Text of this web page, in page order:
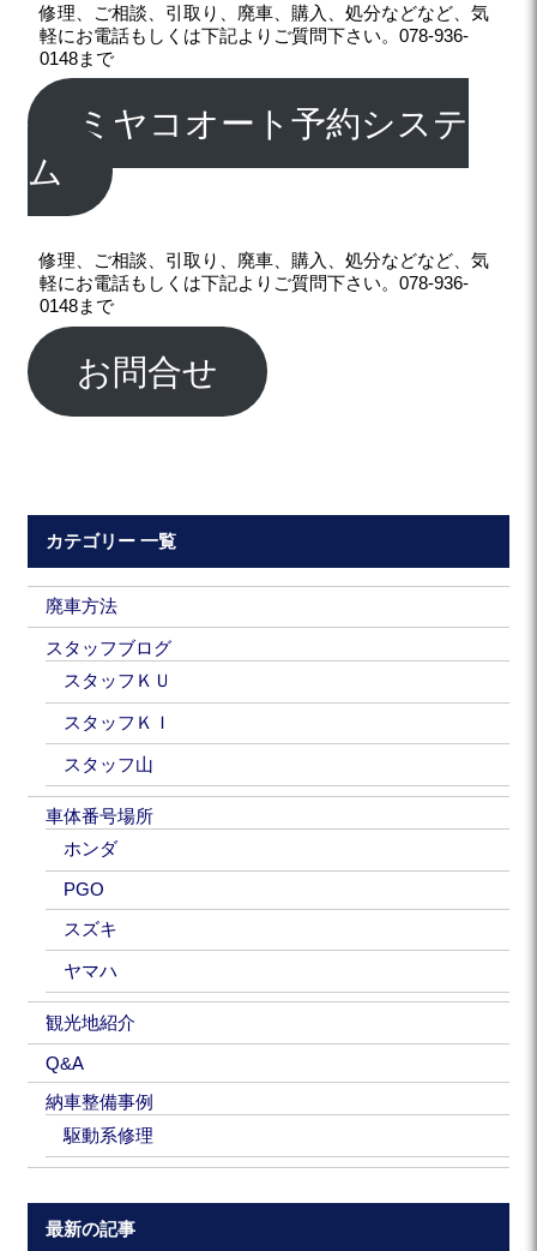
修理、ご相談、引取り、廃車、購入、処分などなど、気
軽にお電話もしくは下記よりご質問下さい。078-936-
0148まで
ミヤコオート予約システ
ム
修理、ご相談、引取り、廃車、購入、処分などなど、気
軽にお電話もしくは下記よりご質問下さい。078-936-
0148まで
お問合せ
カテゴリー 一覧
廃車方法
スタッフブログ
スタッフＫＵ
スタッフＫＩ
スタッフ山
車体番号場所
ホンダ
PGO
スズキ
ヤマハ
観光地紹介
Q&A
納車整備事例
駆動系修理
最新の記事